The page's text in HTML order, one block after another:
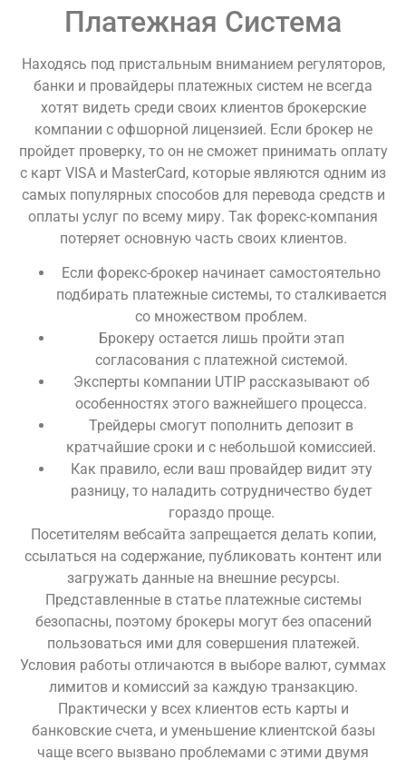
Платежная Система
Находясь под пристальным вниманием регуляторов,
банки и провайдеры платежных систем не всегда
хотят видеть среди своих клиентов брокерские
компании с офшорной лицензией. Если брокер не
пройдет проверку, то он не сможет принимать оплату
с карт VISA и MasterCard, которые являются одним из
самых популярных способов для перевода средств и
оплаты услуг по всему миру. Так форекс-компания
потеряет основную часть своих клиентов.
Если форекс-брокер начинает самостоятельно
подбирать платежные системы, то сталкивается
со множеством проблем.
Брокеру остается лишь пройти этап
согласования с платежной системой.
Эксперты компании UTIP рассказывают об
особенностях этого важнейшего процесса.
Трейдеры смогут пополнить депозит в
кратчайшие сроки и с небольшой комиссией.
Как правило, если ваш провайдер видит эту
разницу, то наладить сотрудничество будет
гораздо проще.
Посетителям вебсайта запрещается делать копии,
ссылаться на содержание, публиковать контент или
загружать данные на внешние ресурсы.
Представленные в статье платежные системы
безопасны, поэтому брокеры могут без опасений
пользоваться ими для совершения платежей.
Условия работы отличаются в выборе валют, суммах
лимитов и комиссий за каждую транзакцию.
Практически у всех клиентов есть карты и
банковские счета, и уменьшение клиентской базы
чаще всего вызвано проблемами с этими двумя